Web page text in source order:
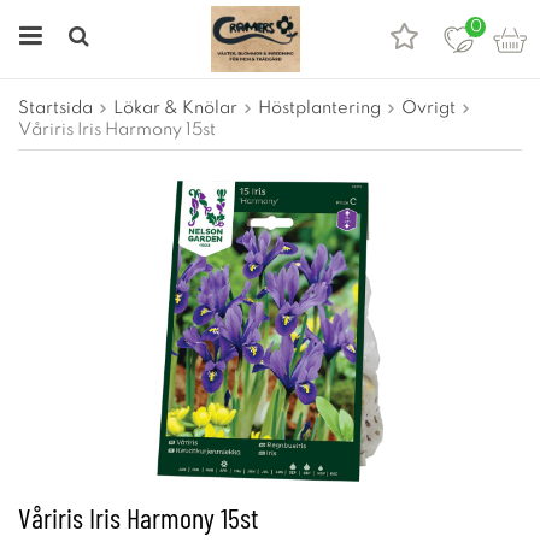
0
Startsida Lökar & Knölar Höstplantering
Övrigt
Våriris Iris Harmony 15st
Våriris Iris Harmony 15st